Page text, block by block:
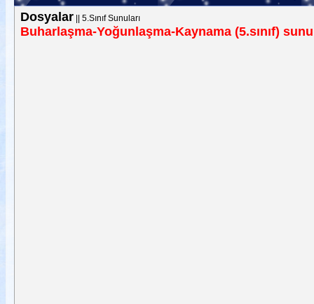
Dosyalar|| 5.Sınıf Sunuları
Buharlaşma-Yoğunlaşma-Kaynama (5.sınıf) sunu